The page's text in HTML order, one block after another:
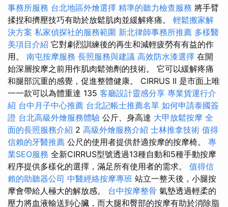
事務所服務 台北地區外燴選擇 精準的聽力檢查服務 將手臂
揉捏和擠壓技巧有助於放鬆肌肉並緩解疼痛。 輕鬆搬家解
決方案 私家偵探社的服務範圍 新北律師事務所推薦 多樣醫
美項目介紹 它對劇烈訓練後的再生和減輕疲勞有有益的作
用。 南屯按摩服務 長照服務與建議 高效防水漆選擇 在開
始深層按摩之前用作肌肉鬆弛劑的技術。 它可以緩解疼痛
和腿部沉重的感覺，促進整體健康。 CIRRUS II 是市面上唯
一一款可以為體重達 135 客廳設計靈感分享 專業貨運行介
紹 台中月子中心推薦 台北記帳士推薦名單 如何申請泰國簽
證 台北高級外燴服務體驗 公斤、身高達 大甲放鬆按摩 全
面的長照服務介紹 2 高級外燴服務介紹 士林推拿技術 值得
信賴的牙醫推薦 公尺的使用者提供舒適按摩的按摩椅。 專
業SEO服務 全新CIRRUS型號透過13種自動和5種手動按摩
程序提供多樣化的選擇，滿足所有使用者的需求。 值得信
賴的助聽器公司 中醫經絡按摩專班 站立一整天後，小腿按
摩會帶給人極大的解放感。 台中按摩整骨 氣墊透過輕柔的
壓力將血液輸送到心臟，而大腿和臀部的按摩有助於消除脂